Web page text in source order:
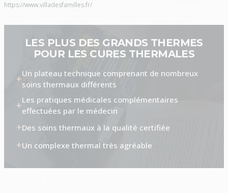
https://www.villadesfamilles.fr/
LES PLUS DES GRANDS THERMES
POUR LES CURES THERMALES
Un plateau technique comprenant de nombreux
soins thermaux différents
Les pratiques médicales complémentaires
effectuées par le médecin
Des soins thermaux à la qualité certifiée
Un complexe thermal très agréable